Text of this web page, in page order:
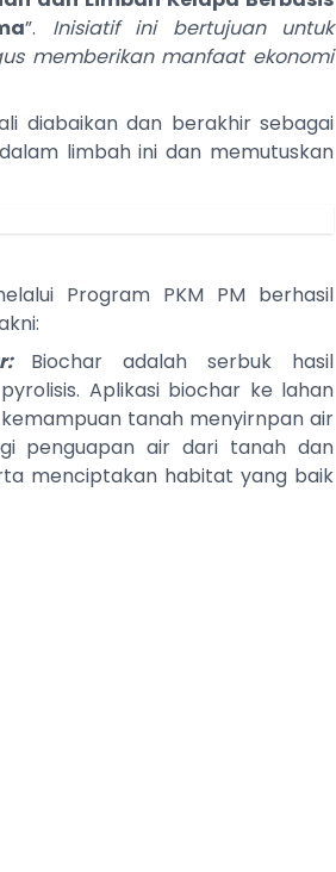
”. Inisiatif ini bertujuan untuk
memberikan manfaat ekonomi
diabaikan dan berakhir sebagai
limbah ini dan memutuskan
Program PKM PM berhasil
Biochar adalah serbuk hasil
Aplikasi biochar ke lahan
tanah menyirnpan air
penguapan air dari tanah dan
menciptakan habitat yang baik